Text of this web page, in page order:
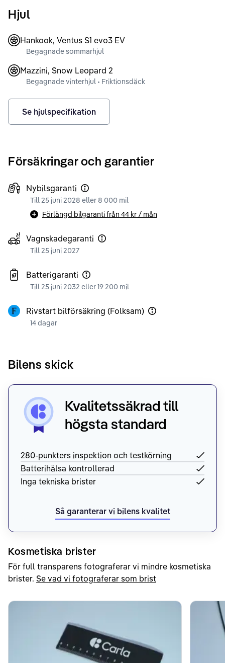
Hjul
Hankook, Ventus S1 evo3 EV
Begagnade sommarhjul
Mazzini, Snow Leopard 2
Begagnade vinterhjul • Friktionsdäck
Se hjulspecifikation
Försäkringar och garantier
Nybilsgaranti
Till 25 juni 2028 eller 8 000 mil
Förlängd bilgaranti från 44 kr / mån
Vagnskadegaranti
Till 25 juni 2027
Batterigaranti
Till 25 juni 2032 eller 19 200 mil
Rivstart bilförsäkring (Folksam)
14 dagar
Bilens skick
Kvalitetssäkrad till
högsta standard
280-punkters inspektion och testkörning
Batterihälsa kontrollerad
Inga tekniska brister
Så garanterar vi bilens kvalitet
Kosmetiska brister
För full transparens fotograferar vi mindre kosmetiska
brister. Se vad vi fotograferar som brist